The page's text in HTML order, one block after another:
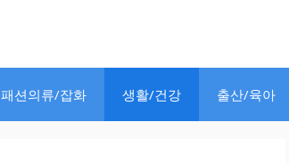
패션의류/잡화 생활/건강 출산/육아